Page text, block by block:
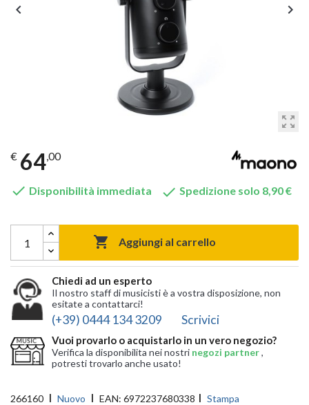
zoom_out_map
 
€ 64,00
 Disponibilità immediata  Spedizione solo 8,90 €
 Aggiungi al carrello
Chiedi ad un esperto
Il nostro staff di musicisti è a vostra disposizione, non
esitate a contattarci!
(+39) 0444 134 3209 Scrivici
Vuoi provarlo o acquistarlo in un vero negozio?
Verifica la disponibilita nei nostri negozi partner,
potresti trovarlo anche usato!
266160 Nuovo EAN: 6972237680338 Stampa